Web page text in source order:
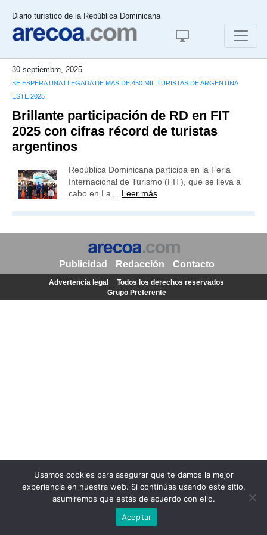
Diario turístico de la República Dominicana
30 septiembre, 2025
SE ESPERA UNA LLEGADA DE MÁS DE 450 MIL TURISTAS DE ARGENTINA
ESTE 2025
Brillante participación de RD en FIT
2025 con cifras récord de turistas
argentinos
República Dominicana participa en la Feria
Internacional de Turismo (FIT), que se lleva a
cabo en La… Leer más
Usamos cookies para asegurar que te damos la mejor
experiencia en nuestra web. Si continúas usando este sitio,
asumiremos que estás de acuerdo con ello.
Aceptar
Publicidad Redacción Contacto
Advertencia legal
Todos los derechos reservados
Grupo Preferente